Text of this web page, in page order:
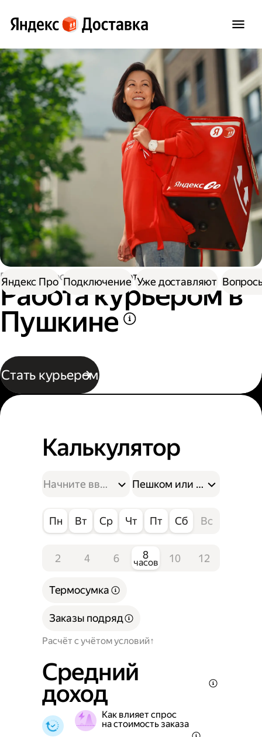
Работа в Доставке Работа курьером
Работа курьером в
Пушкине
Стать курьером
Яндекс Про Подключение Уже доставляют
Калькулятор
Пешком или на
Пн Вт Ср Чт Пт Сб Вс
2 4 6 8
часов 10 12
Расчёт с учётом условий
Термосумка
Заказы подряд
Средний
доход
Как влияет спрос
на стоимость заказа